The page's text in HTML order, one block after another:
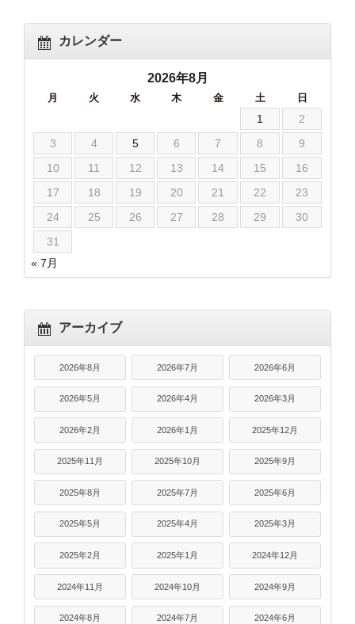
カレンダー
2026年8月
月 火 水 木 金 土 日
1
2
3
4 5 6 7 8
9
10
11 12 13 14 15
16
17
18 19 20 21 22
23
24
25 26 27 28 29
30
31
« 7月
アーカイブ
2026年8月 2026年7月 2026年6月
2026年5月 2026年4月 2026年3月
2026年2月 2026年1月 2025年12月
2025年11月 2025年10月 2025年9月
2025年8月 2025年7月 2025年6月
2025年5月 2025年4月 2025年3月
2025年2月 2025年1月 2024年12月
2024年11月 2024年10月 2024年9月
2024年8月 2024年7月 2024年6月